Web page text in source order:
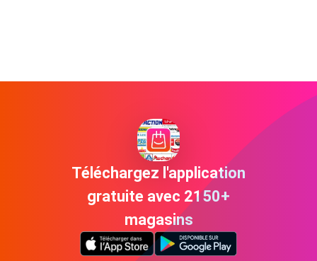
Téléchargez l'application
gratuite avec 2150+
magasins